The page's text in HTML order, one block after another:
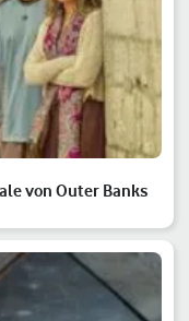
von Outer Banks